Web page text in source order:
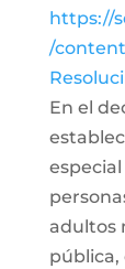
https://
/
En el
adultos
pública,